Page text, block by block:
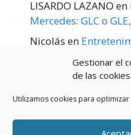
Gestionar el
de las cookies
Utilizamos cookies para
LISARDO LAZANO en
Mercedes: GLC o
Nicolás en
principios de 2020